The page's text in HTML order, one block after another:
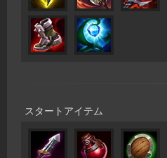
スタートアイテム